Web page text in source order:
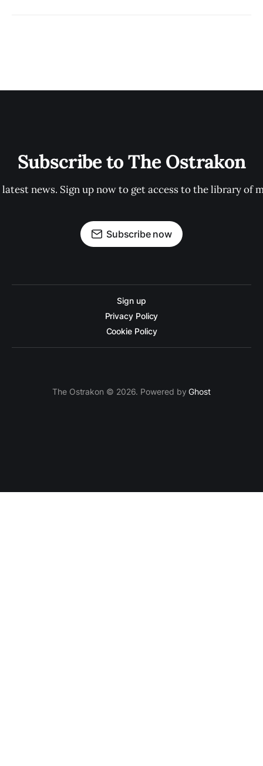
Subscribe to The Ostrakon
news. Sign up now to get access to the library of
Subscribe now
Sign up
Privacy Policy
Cookie Policy
The Ostrakon © 2026. Powered byGhost